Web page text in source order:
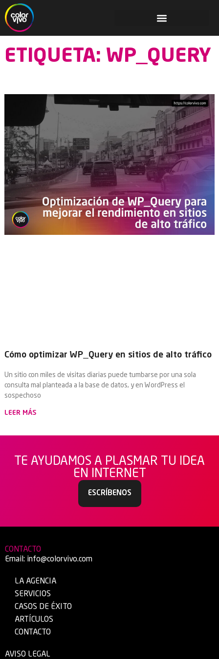
ETIQUETA: WP_QUERY
Cómo optimizar WP_Query en sitios de alto tráfico
Un sitio con miles de visitas diarias puede tumbarse por una sola
consulta mal planteada a la base de datos, y en WordPress el
sospechoso
LEER MÁS
TE AYUDAMOS A PLASMAR TU IDEA
EN INTERNET
ESCRÍBENOS
CONTACTO
Email: info@colorvivo.com
LA AGENCIA
SERVICIOS
CASOS DE ÉXITO
ARTÍCULOS
CONTACTO
AVISO LEGAL